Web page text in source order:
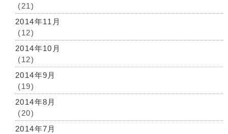
(21)
2014年11月
(12)
2014年10月
(12)
2014年9月
(19)
2014年8月
(20)
2014年7月